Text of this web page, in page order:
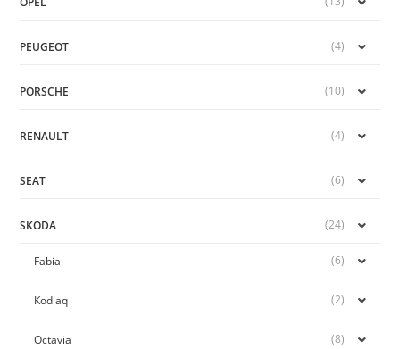
PEUGEOT (4)
PORSCHE (10)
RENAULT (4)
SEAT (6)
SKODA (24)
Fabia (6)
Kodiaq (2)
Octavia (8)